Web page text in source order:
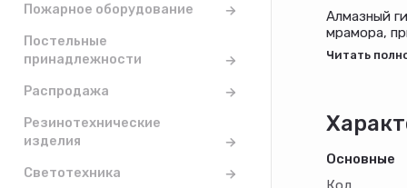
Пожарное оборудование
Постельные
принадлежности
Распродажа
Резинотехнические
изделия
Светотехника
Алмазный
мрамора,
благодаря
Рабочая
Система
Основные